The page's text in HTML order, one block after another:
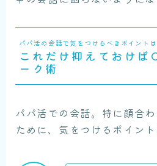
パパ活の会話で気をつけるべきポイントは
これだけ抑えておけば
ーク術
パパ活での会話。特に顔合
ために、気をつけるポイント